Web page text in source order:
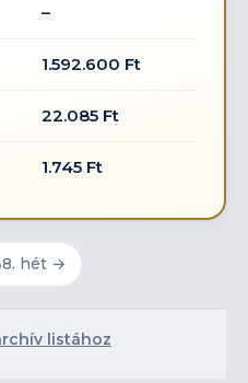
–
1.592.600 Ft
22.085 Ft
1.745 Ft
hét →
listához